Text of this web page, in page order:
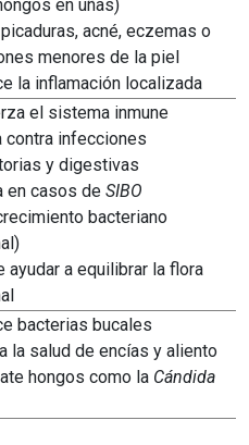
en uñas)
acné, eczemas o
menores de la piel
la inflamación localizada
el sistema inmune
contra infecciones
y digestivas
en casos de SIBO
bacteriano
ayudar a equilibrar la flora
bacterias bucales
la salud de encías y aliento
hongos como la Cándida